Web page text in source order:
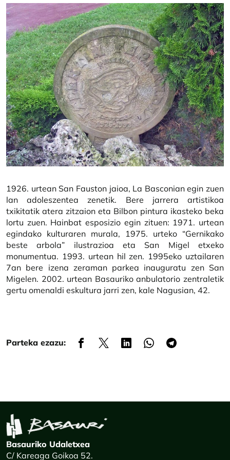
1926. urtean San Fauston jaioa, La Basconian egin zuen
lan adoleszentea zenetik. Bere jarrera artistikoa
txikitatik atera zitzaion eta Bilbon pintura ikasteko beka
lortu zuen. Hainbat esposizio egin zituen: 1971. urtean
egindako kulturaren murala, 1975. urteko “Gernikako
beste arbola” ilustrazioa eta San Migel etxeko
monumentua. 1993. urtean hil zen. 1995eko uztailaren
7an bere izena zeraman parkea inauguratu zen San
Migelen. 2002. urtean Basauriko anbulatorio zentraletik
gertu omenaldi eskultura jarri zen, kale Nagusian, 42.
Parteka ezazu:
Basauriko Udaletxea
C/ Kareaga Goikoa 52.